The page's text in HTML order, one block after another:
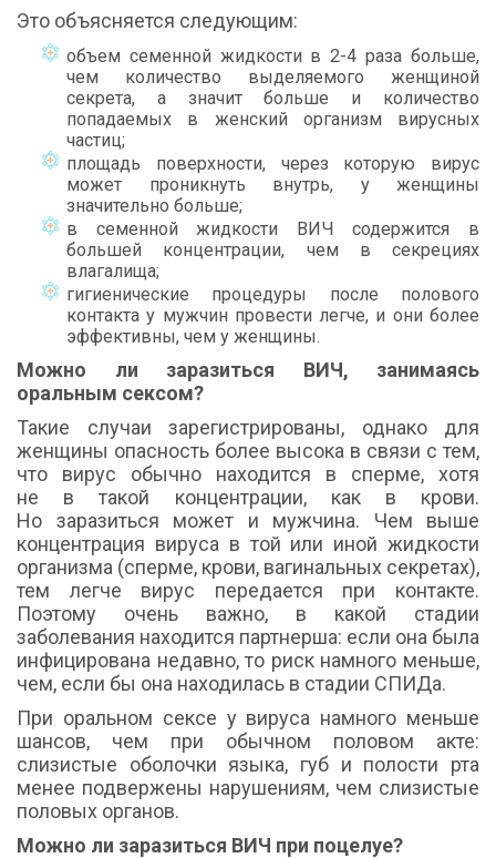
Это объясняется следующим:
объем семенной жидкости в 2-4 раза больше,
чем количество выделяемого женщиной
секрета, а значит больше и количество
попадаемых в женский организм вирусных
частиц;
площадь поверхности, через которую вирус
может проникнуть внутрь, у женщины
значительно больше;
в семенной жидкости ВИЧ содержится в
большей концентрации, чем в секрециях
влагалища;
гигиенические процедуры после полового
контакта у мужчин провести легче, и они более
эффективны, чем у женщины.
Можно ли заразиться ВИЧ, занимаясь
оральным сексом?
Такие случаи зарегистрированы, однако для
женщины опасность более высока в связи с тем,
что вирус обычно находится в сперме, хотя
не в такой концентрации, как в крови.
Но заразиться может и мужчина. Чем выше
концентрация вируса в той или иной жидкости
организма (сперме, крови, вагинальных секретах),
тем легче вирус передается при контакте.
Поэтому очень важно, в какой стадии
заболевания находится партнерша: если она была
инфицирована недавно, то риск намного меньше,
чем, если бы она находилась в стадии СПИДа.
При оральном сексе у вируса намного меньше
шансов, чем при обычном половом акте:
слизистые оболочки языка, губ и полости рта
менее подвержены нарушениям, чем слизистые
половых органов.
Можно ли заразиться ВИЧ при поцелуе?